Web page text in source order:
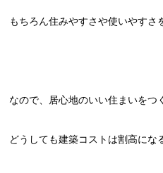
もちろん住みやすさや使いやすさ
なので、居心地のいい住まいをつ
どうしても建築コストは割高にな